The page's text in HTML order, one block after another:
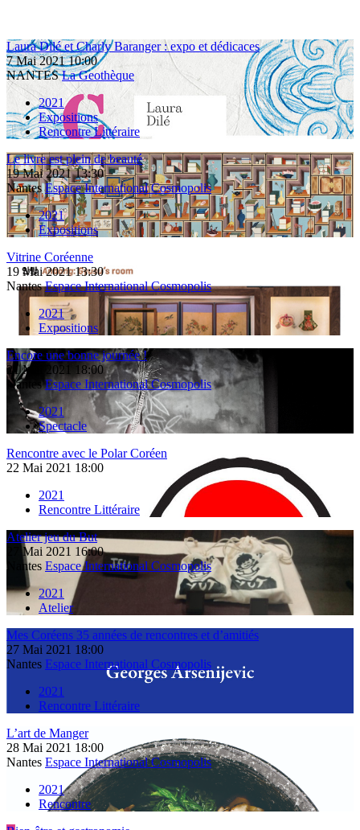
Laura Dilé et Charly Baranger : expo et dédicaces
7 Mai 2021 10:00
NANTES La Geothèque
2021
Expositions
Rencontre Littéraire
Le livre est plein de beauté
19 Mai 2021 13:30
Nantes Espace International Cosmopolis
2021
Expositions
Vitrine Coréenne
19 Mai 2021 13:30
Nantes Espace International Cosmopolis
2021
Expositions
Encore une bonne journée !
21 Mai 2021
18:00
Nantes Espace International Cosmopolis
2021
Spectacle
Rencontre avec le Polar Coréen
22 Mai 2021 18:00
2021
Rencontre Littéraire
Atelier jeu du But
Mai 2021 16:00
Nantes Espace International Cosmopolis
2021
Atelier
Mes Coréens 35 années de rencontres et d’amitiés
27 Mai 2021 18:00
Nantes Espace International Cosmopolis
2021
Rencontre Littéraire
L’art de Manger
28 Mai 2021 18:00
Nantes Espace International Cosmopolis
2021
Rencontre